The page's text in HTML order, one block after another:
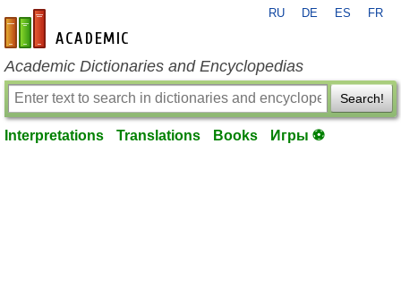
en-academic.com
RU DE ES FR
Academic Dictionaries and Encyclopedias
Search!
Interpretations Translations Books Игры ⚽